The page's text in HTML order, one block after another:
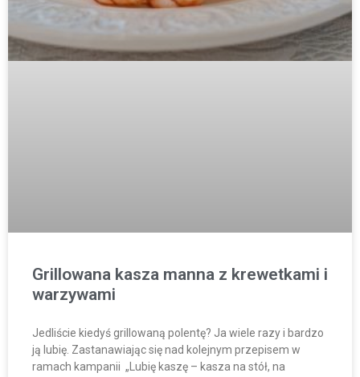
Grillowana kasza manna z krewetkami i
warzywami
Jedliście kiedyś grillowaną polentę? Ja wiele razy i bardzo
ją lubię. Zastanawiając się nad kolejnym przepisem w
ramach kampanii „Lubię kaszę – kasza na stół, na